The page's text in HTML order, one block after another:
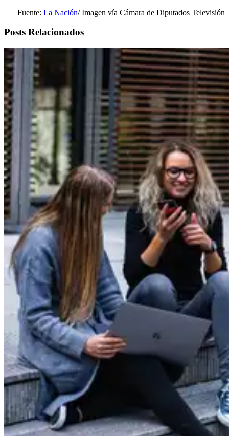
Fuente: La Nación/ Imagen vía Cámara de Diputados Televisión
Posts Relacionados